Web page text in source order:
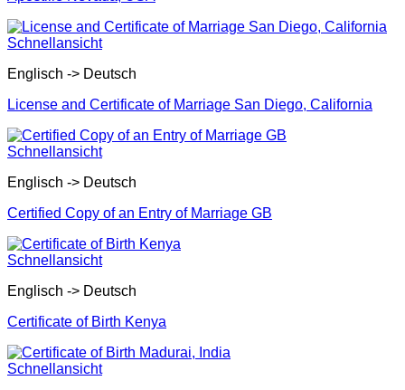
Schnellansicht
Englisch -> Deutsch
License and Certificate of Marriage San Diego, California
Schnellansicht
Englisch -> Deutsch
Certified Copy of an Entry of Marriage GB
Schnellansicht
Englisch -> Deutsch
Certificate of Birth Kenya
Schnellansicht